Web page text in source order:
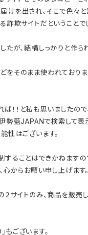
けを出され、そこで色々
欺サイトだということでし
が、結構しっかりと作
そのまま使われており
！と私も思いましたので
勢藍JAPANで検索して表
性はございます。
することはできかねます
からお願い申し上げます。
サイトのみ、商品を販売し
もございます。